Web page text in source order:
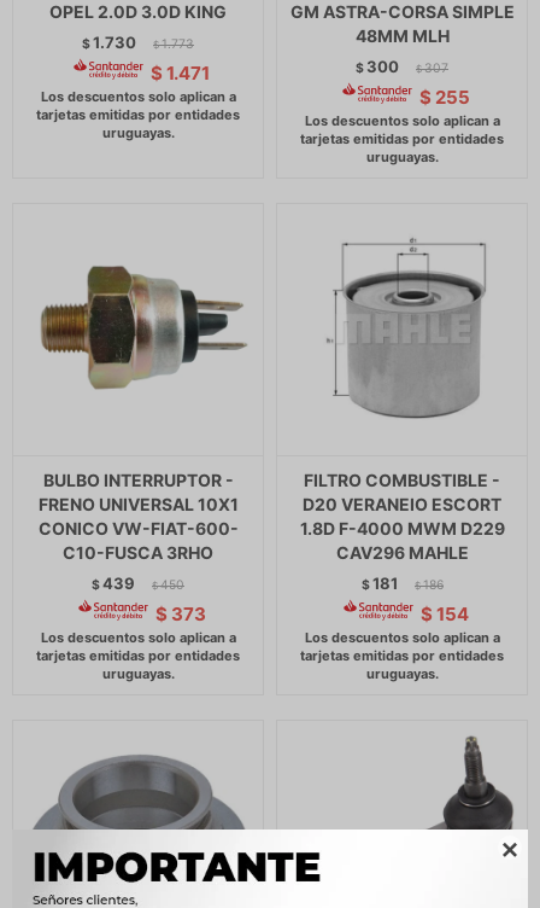

OPEL 2.0D 3.0D KING
$1.730 $ 1.773
$ 1.471
GM ASTRA-CORSA SIMPLE
48MM MLH
$ 300 $ 307
$ 255
BULBO INTERRUPTOR -
FRENO UNIVERSAL 10X1
CONICO VW-FIAT-600-
C10-FUSCA 3RHO
$439 $ 450
$ 373
FILTRO COMBUSTIBLE -
D20 VERANEIO ESCORT
1.8D F-4000 MWM D229
CAV296 MAHLE
$181 $ 186
$ 154